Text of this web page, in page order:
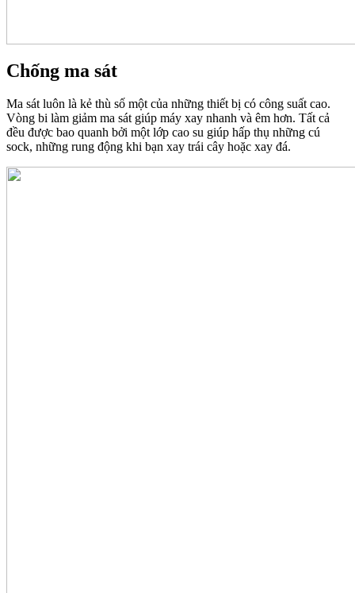
Chống ma sát
Ma sát luôn là kẻ thù số một của những thiết bị có công suất cao.
Vòng bi làm giảm ma sát giúp máy xay nhanh và êm hơn. Tất cả
đều được bao quanh bởi một lớp cao su giúp hấp thụ những cú
sock, những rung động khi bạn xay trái cây hoặc xay đá.